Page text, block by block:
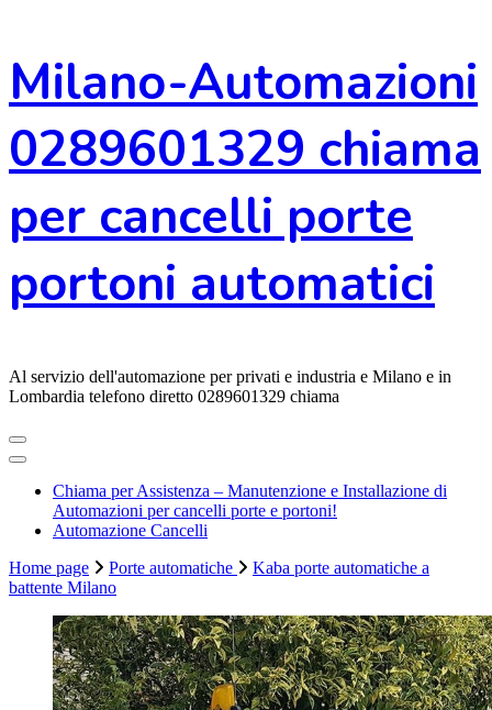
al
contenuto
Milano-Automazioni
0289601329 chiama
per cancelli porte
portoni automatici
Al servizio dell'automazione per privati e industria e Milano e in
Lombardia telefono diretto 0289601329 chiama
Chiama per Assistenza – Manutenzione e Installazione di
Automazioni per cancelli porte e portoni!
Automazione Cancelli
Home page
Porte automatiche
Kaba porte automatiche a
battente Milano